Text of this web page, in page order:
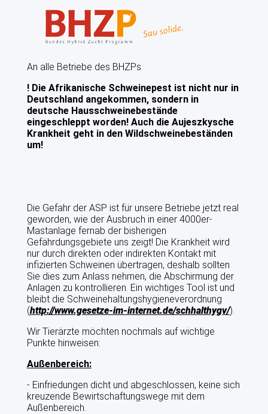
DATENSCHUTZERKLÄRUNG
FÜTTERUNG
BAU UND KLIMA
RINDERMAST
PROJEKTE IN DER VZF GMBH
QUALITÄTSMANAGEMENT
VZF PROFESSIONAL
An alle Betriebe des BHZPs
! Die Afrikanische Schweinepest ist nicht nur in
Deutschland angekommen, sondern in
deutsche Hausschweinebestände
eingeschleppt worden! Auch die Aujeszkysche
Krankheit geht in den Wildschweinebeständen
um!
Die Gefahr der ASP ist für unsere Betriebe jetzt real
geworden, wie der Ausbruch in einer 4000er-
Mastanlage fernab der bisherigen
Gefährdungsgebiete uns zeigt! Die Krankheit wird
nur durch direkten oder indirekten Kontakt mit
infizierten Schweinen übertragen, deshalb sollten
Sie dies zum Anlass nehmen, die Abschirmung der
Anlagen zu kontrollieren. Ein wichtiges Tool ist und
bleibt die Schweinehaltungshygieneverordnung
(http://www.gesetze-im-internet.de/schhalthygv/).
Wir Tierärzte möchten nochmals auf wichtige
Punkte hinweisen:
Außenbereich:
- Einfriedungen dicht und abgeschlossen, keine sich
kreuzende Bewirtschaftungswege mit dem
Außenbereich.